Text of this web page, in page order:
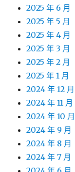
2025 年 6 月
2025 年 5 月
2025 年 4 月
2025 年 3 月
2025 年 2 月
2025 年 1 月
2024 年 12 月
2024 年 11 月
2024 年 10 月
2024 年 9 月
2024 年 8 月
2024 年 7 月